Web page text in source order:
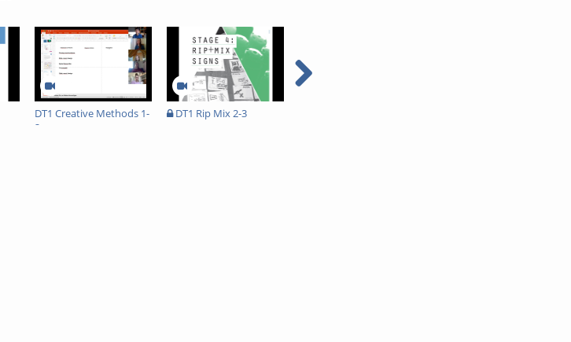
DT1 Creative Methods 1-
2
DT1 Rip Mix 2-3